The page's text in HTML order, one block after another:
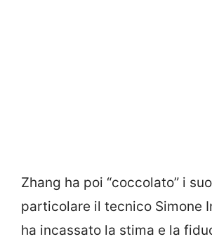
Zhang ha poi “coccolato” i
particolare il tecnico Simone
ha incassato la stima e la